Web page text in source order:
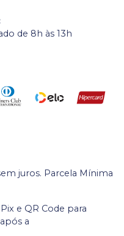
de 8h às 13h
juros. Parcela Mínima
e QR Code para
a